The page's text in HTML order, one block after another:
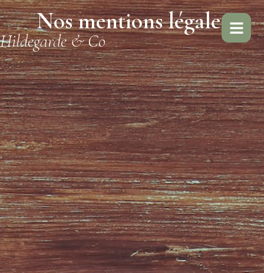
Nos mentions légales
Hildegarde & Co